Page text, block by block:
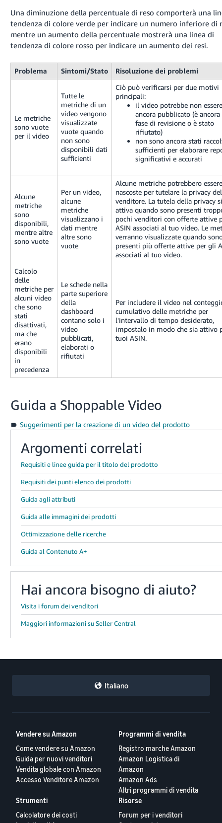
Una diminuzione della percentuale di reso comporterà una
tendenza di colore verde per indicare un numero inferiore di
mentre un aumento della percentuale mostrerà una linea di
tendenza di colore rosso per indicare un aumento dei resi.
Problema Sintomi/Stato Risoluzione dei problemi
Le metriche
sono vuote
per il video
Tutte le
metriche di un
video vengono
visualizzate
vuote quando
non sono
disponibili dati
sufficienti
Ciò può verificarsi per due motivi
principali:
il video potrebbe non
ancora pubblicato (è
fase di revisione o è stato
rifiutato)
non sono ancora stati
sufficienti per elaborare
significativi e accurati
Alcune
metriche
sono
disponibili,
mentre altre
sono vuote
Per un video,
alcune
metriche
visualizzano i
dati mentre
altre sono
vuote
Alcune metriche potrebbero
nascoste per tutelare la privacy del
venditore. La tutela della privacy
attiva quando sono presenti
pochi venditori con offerte attive
ASIN associati al tuo video. Le
verranno visualizzate quando
presenti più offerte attive per gli
associati al tuo video.
Calcolo
delle
metriche per
alcuni video
che sono
stati
disattivati,
ma che
erano
disponibili
in
precedenza
Le schede nella
parte superiore
della
dashboard
contano solo i
video
pubblicati,
elaborati o
rifiutati
Per includere il video nel
cumulativo delle metriche per
l'intervallo di tempo desiderato,
impostalo in modo che sia attivo
tuoi ASIN.
Guida a Shoppable Video
Suggerimenti per la creazione di un video del prodotto
Argomenti correlati
Requisiti e linee guida per il titolo del prodotto
Requisiti dei punti elenco dei prodotti
Guida agli attributi
Guida alle immagini dei prodotti
Ottimizzazione delle ricerche
Guida al Contenuto A+
Hai ancora bisogno di aiuto?
Visita i forum dei venditori
Maggiori informazioni su Seller Central
Italiano
Vendere su Amazon
Come vendere su Amazon
Guida per nuovi venditori
Vendita globale con Amazon
Accesso Venditore Amazon
Programmi di vendita
Registro marche Amazon
Amazon Logistica di
Amazon
Amazon Ads
Altri programmi di vendita
Strumenti
Calcolatore dei costi
Risorse
Forum per i venditori